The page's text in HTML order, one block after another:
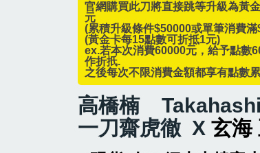
官網購買此刀將直接跳等升級為黃
元
(累積升級條件$50000或單筆消費
(黃金卡每15點數可折抵1元)
ex.若本次消費60000元，給予點數
作折扺.
之後每次不限消費金額都享有點數
高橋楠
一刀齋虎徹 X玄海